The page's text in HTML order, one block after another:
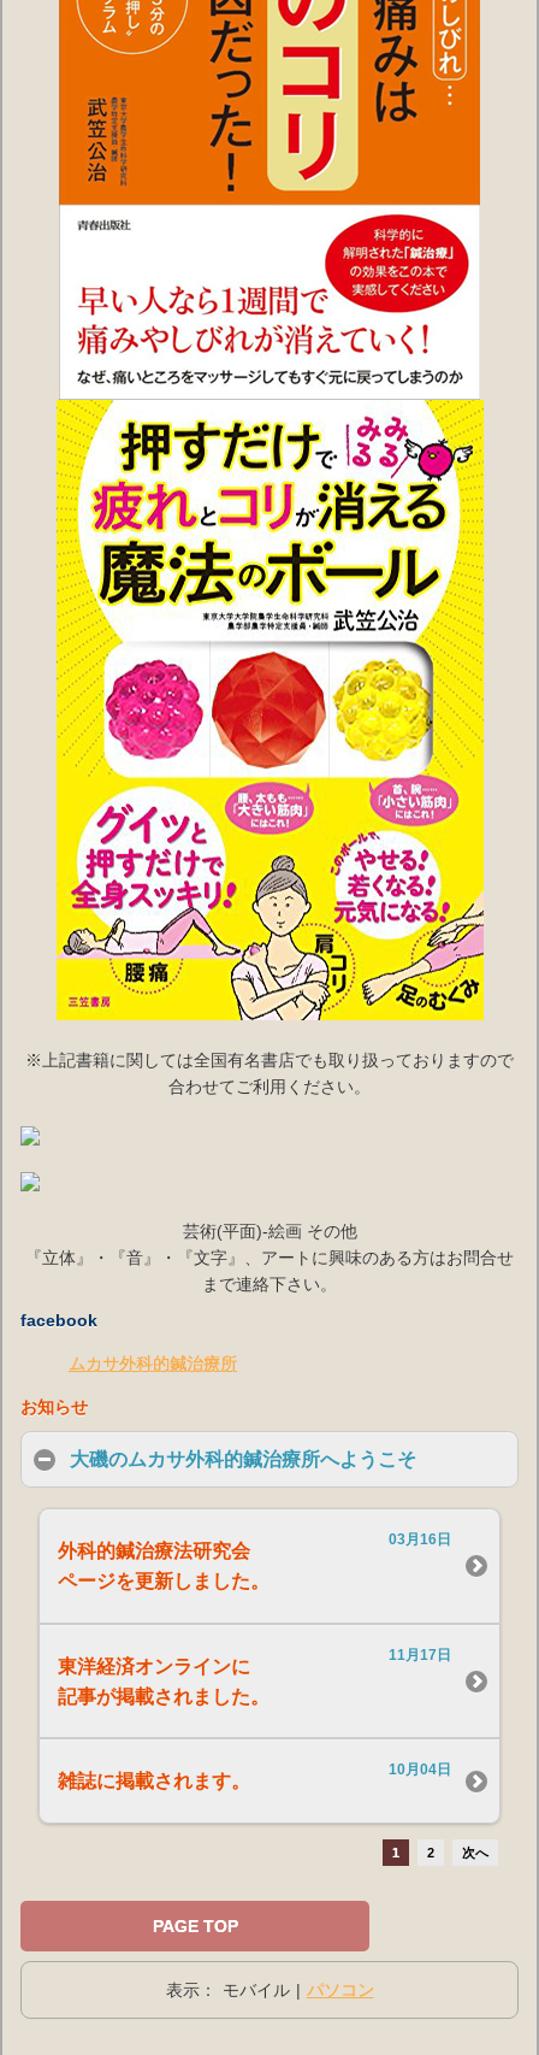
※上記書籍に関しては全国有名書店でも取り扱っておりますので
合わせてご利用ください。
芸術(平面)-絵画 その他
『立体』・『音』・『文字』、アートに興味のある方はお問合せ
まで連絡下さい。
facebook
ムカサ外科的鍼治療所
お知らせ
大磯のムカサ外科的鍼治療所へようこそ
03月16日
外科的鍼治療法研究会
ページを更新しました。
11月17日
東洋経済オンラインに
記事が掲載されました。
10月04日
雑誌に掲載されます。
1 2 次へ
PAGE TOP
表示： モバイル | パソコン